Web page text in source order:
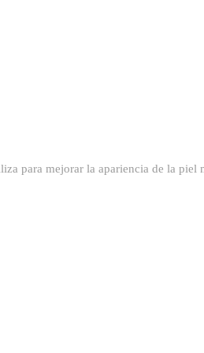
para mejorar la apariencia de la